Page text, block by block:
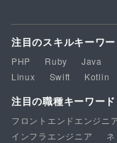
注目のスキルキーワー
PHP Ruby Java
Linux
Swift Kotlin
注目の職種キーワード
フロントエンドエンジニ
インフラエンジニア